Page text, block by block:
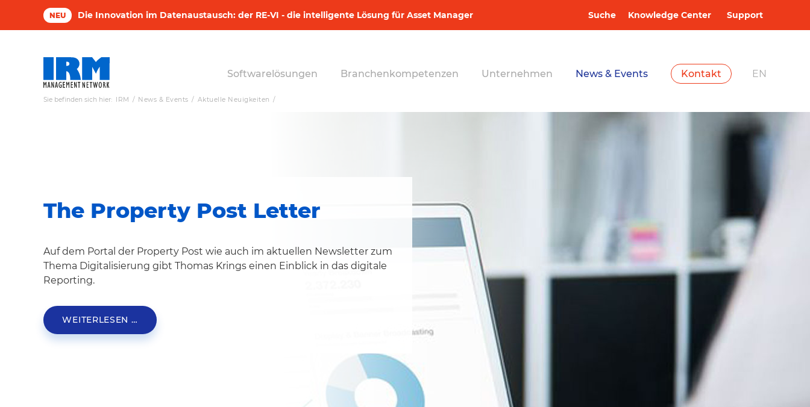
NEU Die Innovation im Datenaustausch: der RE-VI - die intelligente Lösung für Asset Manager Suche Knowledge Center Support
EN
Softwarelösungen Branchenkompetenzen Unternehmen News & Events Kontakt
Sie befinden sich hier: IRM News & Events Aktuelle Neuigkeiten
The Property Post Letter
Auf dem Portal der Property Post wie auch im aktuellen Newsletter zum
Thema Digitalisierung gibt Thomas Krings einen Einblick in das digitale
Reporting.
WEITERLESEN …